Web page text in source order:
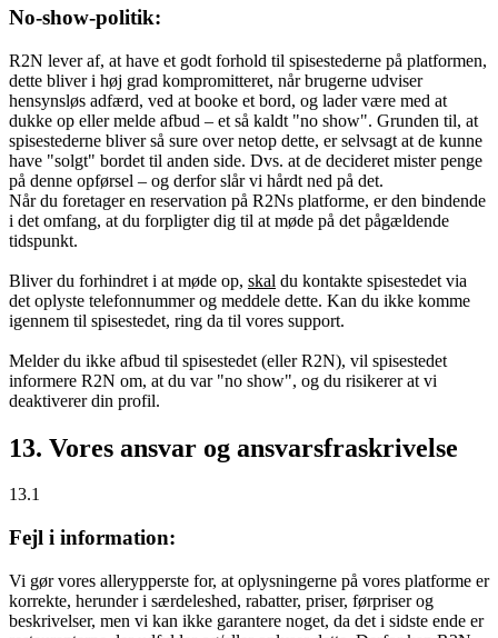
No-show-politik:
R2N lever af, at have et godt forhold til spisestederne på platformen,
dette bliver i høj grad kompromitteret, når brugerne udviser
hensynsløs adfærd, ved at booke et bord, og lader være med at
dukke op eller melde afbud – et så kaldt "no show". Grunden til, at
spisestederne bliver så sure over netop dette, er selvsagt at de kunne
have "solgt" bordet til anden side. Dvs. at de decideret mister penge
på denne opførsel – og derfor slår vi hårdt ned på det.
Når du foretager en reservation på R2Ns platforme, er den bindende
i det omfang, at du forpligter dig til at møde på det pågældende
tidspunkt.
Bliver du forhindret i at møde op, skal du kontakte spisestedet via
det oplyste telefonnummer og meddele dette. Kan du ikke komme
igennem til spisestedet, ring da til vores support.
Melder du ikke afbud til spisestedet (eller R2N), vil spisestedet
informere R2N om, at du var "no show", og du risikerer at vi
deaktiverer din profil.
13. Vores ansvar og ansvarsfraskrivelse
13.1
Fejl i information:
Vi gør vores allerypperste for, at oplysningerne på vores platforme er
korrekte, herunder i særdeleshed, rabatter, priser, førpriser og
beskrivelser, men vi kan ikke garantere noget, da det i sidste ende er